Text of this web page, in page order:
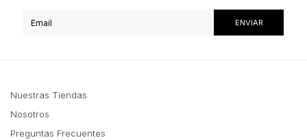
Nuestras Tiendas
Nosotros
Preguntas Frecuentes